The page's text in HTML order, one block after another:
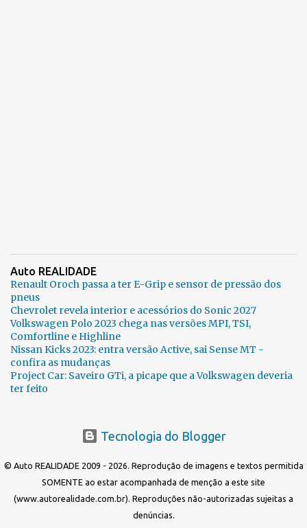
Auto REALIDADE
Renault Oroch passa a ter E-Grip e sensor de pressão dos
pneus
Chevrolet revela interior e acessórios do Sonic 2027
Volkswagen Polo 2023 chega nas versões MPI, TSI,
Comfortline e Highline
Nissan Kicks 2023: entra versão Active, sai Sense MT -
confira as mudanças
Project Car: Saveiro GTi, a picape que a Volkswagen deveria
ter feito
Tecnologia do Blogger
© Auto REALIDADE 2009 - 2026. Reprodução de imagens e textos permitida
SOMENTE ao estar acompanhada de menção a este site
(www.autorealidade.com.br). Reproduções não-autorizadas sujeitas a
denúncias.